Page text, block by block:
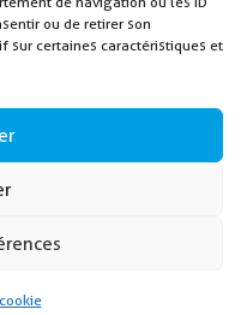
ou de retirer son
sur certaines caractéristiques et
54 49
SMS
en collaboration